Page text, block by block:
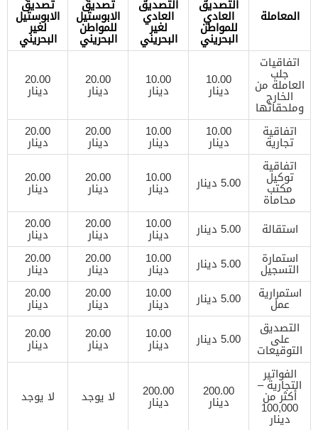
المعاملة
التصديق
العادي
للمواطن
البحريني
التصديق
العادي
لغير
البحريني
تصديق
الابوستيل
للمواطن
البحريني
تصديق
الابوستيل
لغير
البحريني
اتفاقيات
جلب
العاملة من
الخارج
وملحقاتها
10.00
دينار
10.00
دينار
20.00
دينار
20.00
دينار
اتفاقية
تجارية
10.00
دينار
10.00
دينار
20.00
دينار
20.00
دينار
اتفاقية
توكيل
مكتب
محاماة
5.00 دينار 10.00
دينار
20.00
دينار
20.00
دينار
استقالة 5.00 دينار 10.00
دينار
20.00
دينار
20.00
دينار
استمارة
التسجيل 5.00 دينار 10.00
دينار
20.00
دينار
20.00
دينار
استمرارية
عمل 5.00 دينار 10.00
دينار
20.00
دينار
20.00
دينار
التصديق
على
التوقيعات
5.00 دينار 10.00
دينار
20.00
دينار
20.00
دينار
الفواتير
التجارية –
أكثر من
100,000
دينار
200.00
دينار
200.00
دينار لا يوجد لا يوجد